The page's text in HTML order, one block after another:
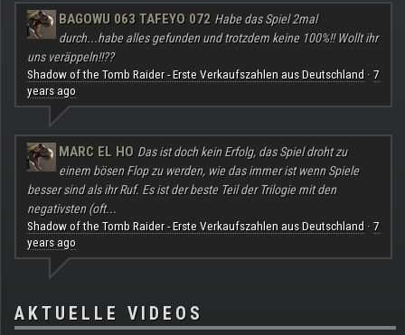
BAGOWU 063 TAFEYO 072 Habe das Spiel 2mal
durch...habe alles gefunden und trotzdem keine 100%!! Wollt ihr
uns veräppeln!!??
Shadow of the Tomb Raider - Erste Verkaufszahlen aus Deutschland · 7
years ago
MARC EL HO Das ist doch kein Erfolg, das Spiel droht zu
einem bösen Flop zu werden, wie das immer ist wenn Spiele
besser sind als ihr Ruf. Es ist der beste Teil der Trilogie mit den
negativsten (oft...
Shadow of the Tomb Raider - Erste Verkaufszahlen aus Deutschland · 7
years ago
AKTUELLE VIDEOS